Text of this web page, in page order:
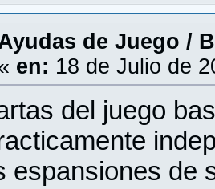
de Juego /
en: 18 de Julio de
del juego
espansiones de